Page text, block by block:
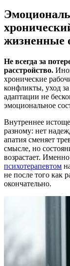
жизненные
Не всегда за
расстройство.
хронические
конфликты, уход
адаптации не
эмоциональное
Внутреннее
разному: нет
апатия сменяет
смысле, но
возрастает.
психотерапевтом
не после того как
окончательно.